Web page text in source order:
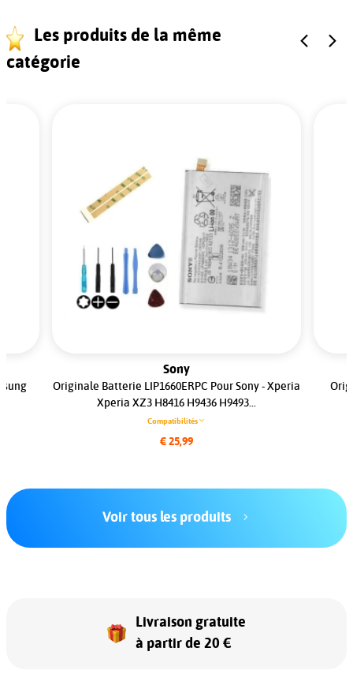
Les produits de la même
catégorie
Sony
Originale Batterie LIP1660ERPC Pour Sony - Xperia
Xperia XZ3 H8416 H9436 H9493...
Compatibilités
€ 25,99
Voir tous les produits
Livraison gratuite
à partir de 20 €